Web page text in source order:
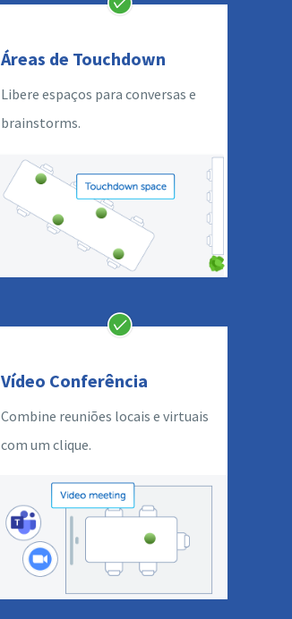
Áreas de Touchdown
Libere espaços para conversas e
brainstorms.
Vídeo Conferência
Combine reuniões locais e virtuais
com um clique.